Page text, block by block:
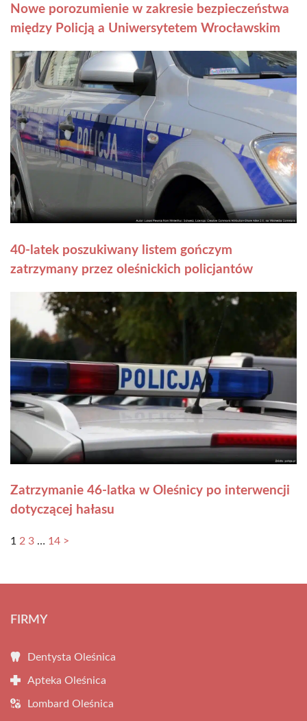
Nowe porozumienie w zakresie bezpieczeństwa
między Policją a Uniwersytetem Wrocławskim
40-latek poszukiwany listem gończym
zatrzymany przez oleśnickich policjantów
Zatrzymanie 46-latka w Oleśnicy po interwencji
dotyczącej hałasu
1 2 3 … 14 >
FIRMY
Dentysta Oleśnica
Apteka Oleśnica
Lombard Oleśnica